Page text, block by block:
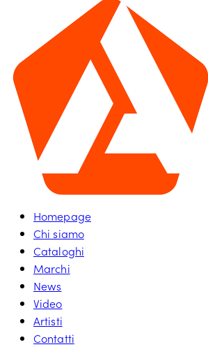
Homepage
Chi siamo
Cataloghi
Marchi
News
Video
Artisti
Contatti